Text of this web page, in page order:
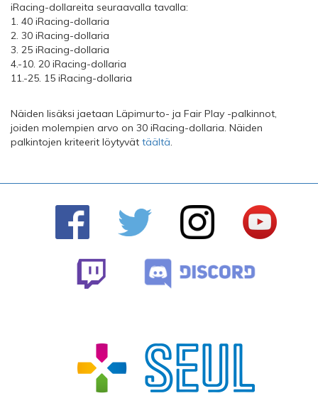
iRacing-dollareita seuraavalla tavalla:
1. 40 iRacing-dollaria
2. 30 iRacing-dollaria
3. 25 iRacing-dollaria
4.-10. 20 iRacing-dollaria
11.-25. 15 iRacing-dollaria
Näiden lisäksi jaetaan Läpimurto- ja Fair Play -palkinnot,
joiden molempien arvo on 30 iRacing-dollaria. Näiden
palkintojen kriteerit löytyvät täältä.